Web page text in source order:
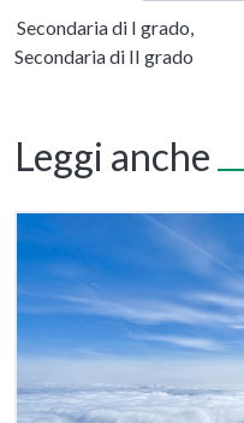
Secondaria di I grado,
Secondaria di II grado
Leggi anche